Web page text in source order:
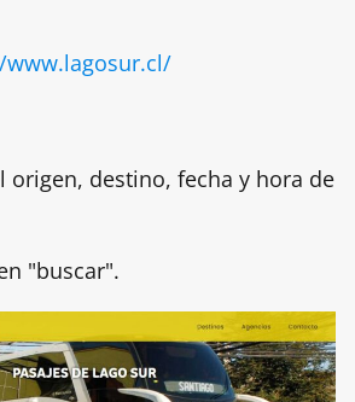
origen, destino, fecha y hora de
"buscar".